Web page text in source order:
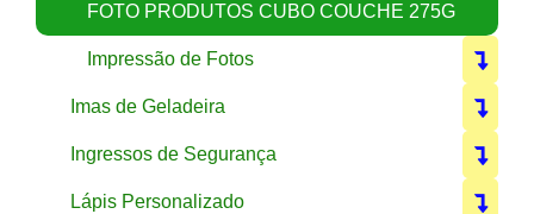
FOTO PRODUTOS CUBO COUCHE 275G
Impressão de Fotos
Imas de Geladeira
Ingressos de Segurança
Lápis Personalizado